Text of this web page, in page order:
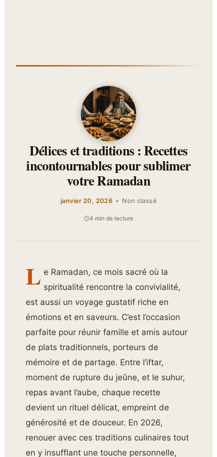
Délices et traditions : Recettes
incontournables pour sublimer
votre Ramadan
janvier 20, 2026 Non classé
4 min de lecture
L e Ramadan, ce mois sacré où la
spiritualité rencontre la convivialité,
est aussi un voyage gustatif riche en
émotions et en saveurs. C’est l’occasion
parfaite pour réunir famille et amis autour
de plats traditionnels, porteurs de
mémoire et de partage. Entre l’iftar,
moment de rupture du jeûne, et le suhur,
repas avant l’aube, chaque recette
devient un rituel délicat, empreint de
générosité et de douceur. En 2026,
renouer avec ces traditions culinaires tout
en y insufflant une touche personnelle,